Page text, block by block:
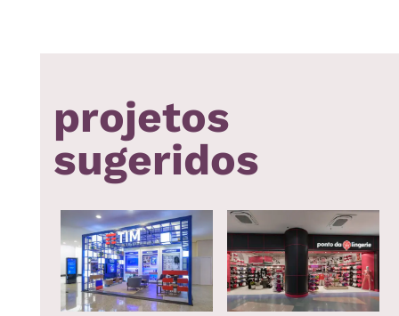
projetos
sugeridos